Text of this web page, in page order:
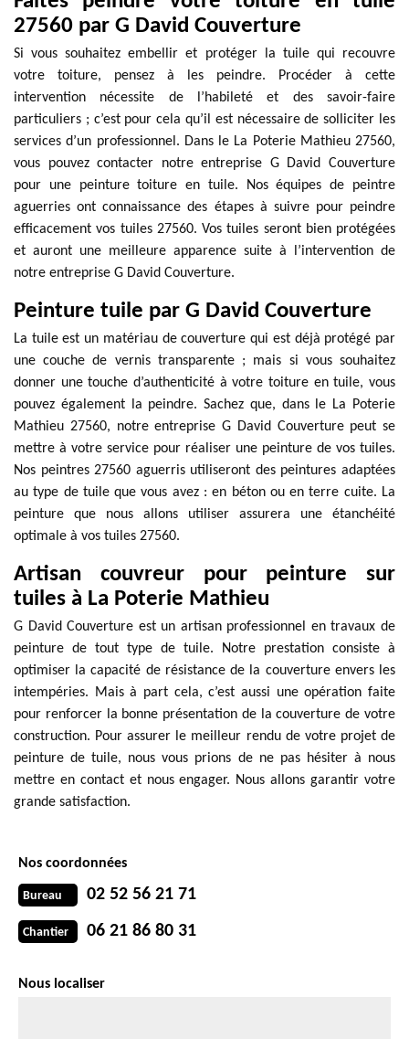
27560 par G David Couverture
Si vous souhaitez embellir et protéger la tuile qui recouvre
votre toiture, pensez à les peindre. Procéder à cette
intervention nécessite de l’habileté et des savoir-faire
particuliers ; c’est pour cela qu’il est nécessaire de solliciter les
services d’un professionnel. Dans le La Poterie Mathieu 27560,
vous pouvez contacter notre entreprise G David Couverture
pour une peinture toiture en tuile. Nos équipes de peintre
aguerries ont connaissance des étapes à suivre pour peindre
efficacement vos tuiles 27560. Vos tuiles seront bien protégées
et auront une meilleure apparence suite à l’intervention de
notre entreprise G David Couverture.
Peinture tuile par G David Couverture
La tuile est un matériau de couverture qui est déjà protégé par
une couche de vernis transparente ; mais si vous souhaitez
donner une touche d’authenticité à votre toiture en tuile, vous
pouvez également la peindre. Sachez que, dans le La Poterie
Mathieu 27560, notre entreprise G David Couverture peut se
mettre à votre service pour réaliser une peinture de vos tuiles.
Nos peintres 27560 aguerris utiliseront des peintures adaptées
au type de tuile que vous avez : en béton ou en terre cuite. La
peinture que nous allons utiliser assurera une étanchéité
optimale à vos tuiles 27560.
Artisan couvreur pour peinture sur
tuiles à La Poterie Mathieu
G David Couverture est un artisan professionnel en travaux de
peinture de tout type de tuile. Notre prestation consiste à
optimiser la capacité de résistance de la couverture envers les
intempéries. Mais à part cela, c’est aussi une opération faite
pour renforcer la bonne présentation de la couverture de votre
construction. Pour assurer le meilleur rendu de votre projet de
peinture de tuile, nous vous prions de ne pas hésiter à nous
mettre en contact et nous engager. Nous allons garantir votre
grande satisfaction.
Nos coordonnées
Bureau 02 52 56 21 71
Chantier 06 21 86 80 31
Nous localiser